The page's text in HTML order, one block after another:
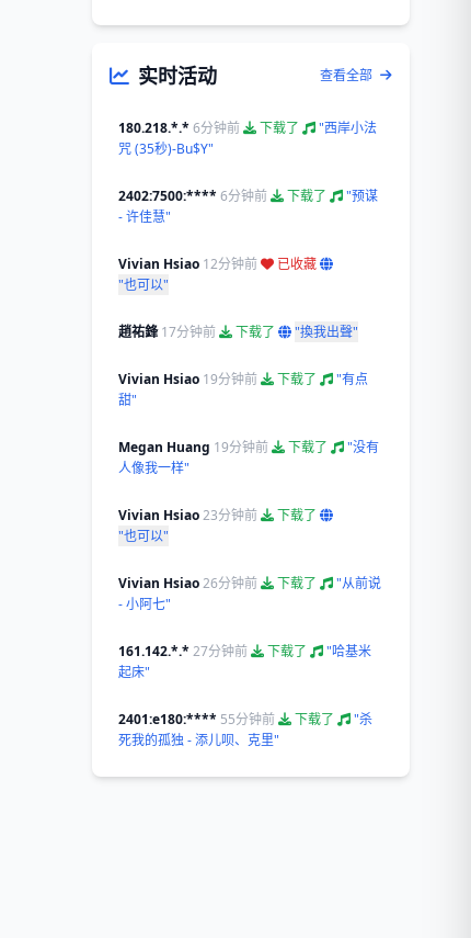
实时活动 查看全部
180.218.*.* 6分钟前 下载了
"西岸小法
咒 (35秒)-Bu$Y"
2402:7500:**** 6分钟前 下载了
"预谋
- 许佳慧"
Vivian Hsiao 12分钟前
已收藏
"也可以"
趙祐鋒 17分钟前 下载了 "換我出聲"
Vivian Hsiao 19分钟前 下载了
"有点
甜"
Megan Huang 19分钟前 下载了
"没有
人像我一样"
Vivian Hsiao23分钟前
下载了
"也可以"
Vivian Hsiao26分钟前 下载了
"从前说
- 小阿七"
161.142.*.* 27分钟前 下载了
"哈基米
起床"
2401:e180:**** 55分钟前 下载了
"杀
死我的孤独 - 添儿呗、克里"